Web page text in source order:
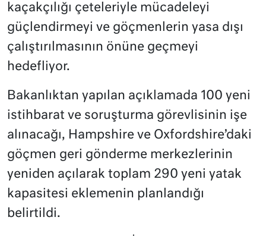
kaçakçılığı çeteleriyle mücadeleyi
güçlendirmeyi ve göçmenlerin yasa dışı
çalıştırılmasının önüne geçmeyi
hedefliyor.
Bakanlıktan yapılan açıklamada 100 yeni
istihbarat ve soruşturma görevlisinin işe
alınacağı, Hampshire ve Oxfordshire’daki
göçmen geri gönderme merkezlerinin
yeniden açılarak toplam 290 yeni yatak
kapasitesi eklemenin planlandığı
belirtildi.